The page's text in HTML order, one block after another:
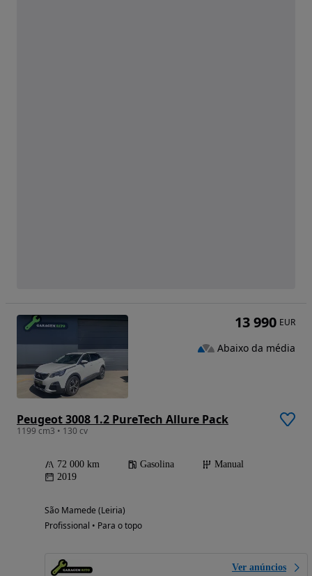
Peugeot 3008 1.2 PureTech Allure Pack
1199 cm3 • 130 cv
72 000 km Gasolina
Manual
2019
São Mamede (Leiria)
Profissional • Para o topo
Ver anúncios
13 990 EUR
Abaixo da média